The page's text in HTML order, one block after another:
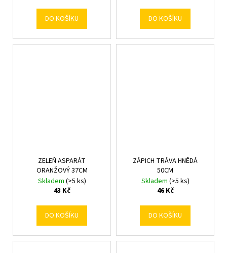
DO KOŠÍKU DO KOŠÍKU
ZELEŇ ASPARÁT
ORANŽOVÝ 37CM
Skladem (>5 ks)
43 Kč
DO KOŠÍKU
ZÁPICH TRÁVA HNĚDÁ
50CM
Skladem (>5 ks)
46 Kč
DO KOŠÍKU